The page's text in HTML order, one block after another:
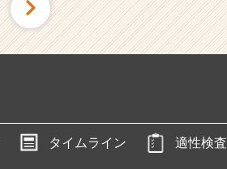
タイムライン 適性検査